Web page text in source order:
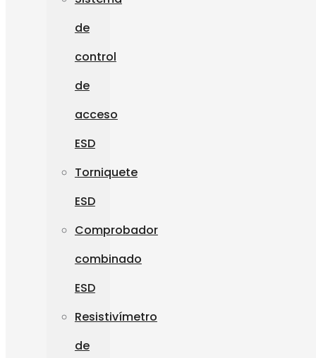
de
control
de
acceso
ESD
Torniquete
ESD
Comprobador
combinado
ESD
Resistivímetro
de